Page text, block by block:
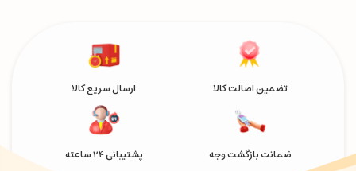
تضمین اصالت کالا ارسال سریع کالا
ضمانت بازگشت وجه پشتیبانی 24 ساعته